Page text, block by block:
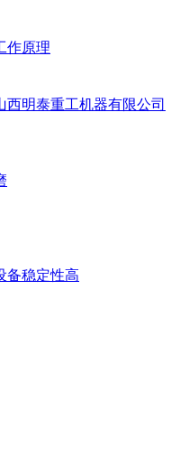
作原理
明泰重工机器有限公司
备稳定性高